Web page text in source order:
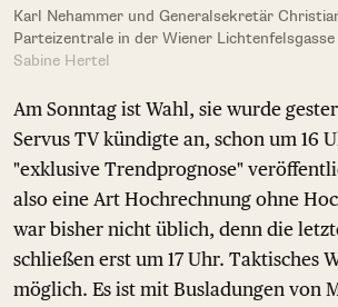
Karl Nehammer und Generalsekretär
Parteizentrale in der Wiener Lichtenfelsgasse
Sabine Hertel
Am Sonntag ist Wahl, sie wurde
Servus TV kündigte an, schon um 16
"exklusive Trendprognose"
also eine Art Hochrechnung ohne
war bisher nicht üblich, denn die
schließen erst um 17 Uhr. Taktisches
möglich. Es ist mit Busladungen von